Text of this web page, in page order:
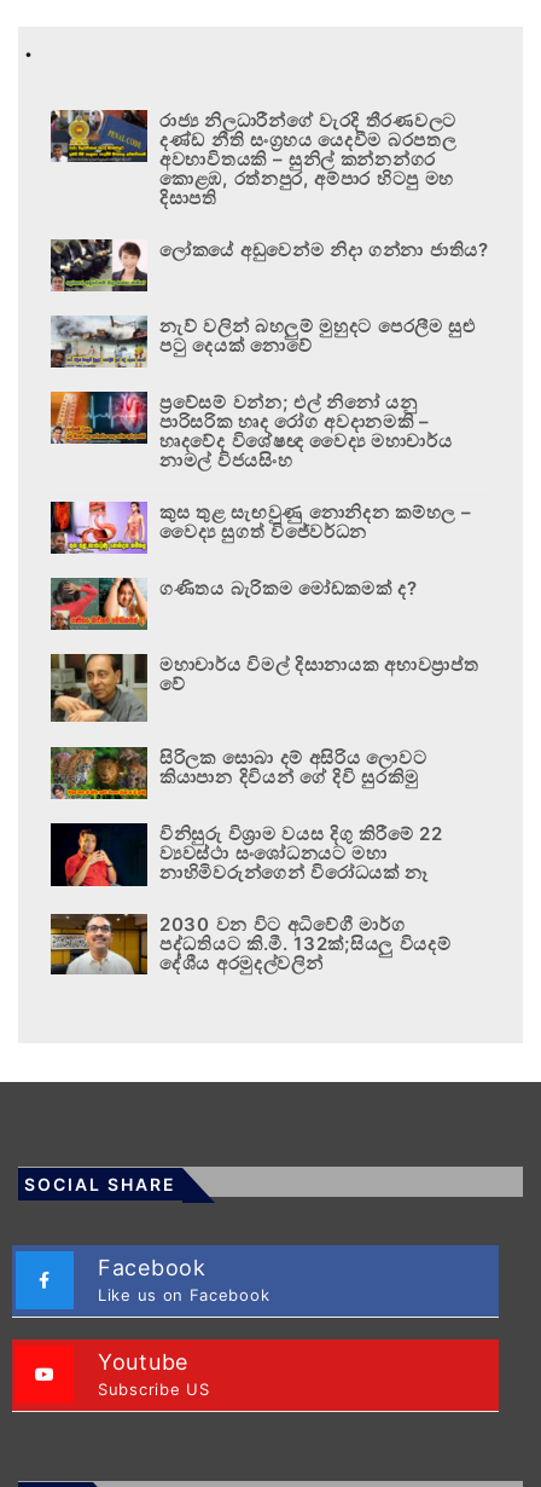
.
රාජ්‍ය නිලධාරීන්ගේ වැරදි තීරණවලට
දණ්ඩ නීති සංග්‍රහය යෙදවීම බරපතල
අවභාවිතයකි – සුනිල් කන්නන්ගර
කොළඹ, රත්නපුර, අම්පාර හිටපු මහ
දිසාපති
ලෝකයේ අඩුවෙන්ම නිදා ගන්නා ජාතිය?
නැව් වලින් බහලුම් මුහුදට පෙරලීම සුළු
පටු දෙයක් නොවේ
ප්‍රවේසම් වන්න; එල් නිනෝ යනු
පාරිසරික හෘද රෝග අවදානමකි –
හෘදවේද විශේෂඥ වෛද්‍ය මහාචාර්ය
නාමල් විජයසිංහ
කුස තුළ සැඟවුණු නොනිදන කම්හල –
වෛද්‍ය සුගත් විජේවර්ධන
ගණිතය බැරිකම මෝඩකමක් ද?
මහාචාර්ය විමල් දිසානායක අභාවප්‍රාප්ත
වේ
සිරිලක සොබා දම් අසිරිය ලොවට
කියාපාන දිවියන් ගේ දිවි සුරකිමු
විනිසුරු විශ්‍රාම වයස දිගු කිරීමේ 22
ව්‍යවස්ථා සංශෝධනයට මහා
නාහිමිවරුන්ගෙන් විරෝධයක් නෑ
2030 වන විට අධිවේගී මාර්ග
පද්ධතියට කි.මී. 132ක්;සියලු වියදම්
දේශීය අරමුදල්වලින්
SOCIAL SHARE
Facebook
Like us on Facebook
Youtube
Subscribe US